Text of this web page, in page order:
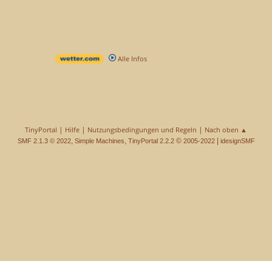
Alle Infos
TinyPortal | Hilfe | Nutzungsbedingungen und Regeln | Nach oben ▲
SMF 2.1.3 © 2022, Simple Machines, TinyPortal 2.2.2© 2005-2022| idesignSMF